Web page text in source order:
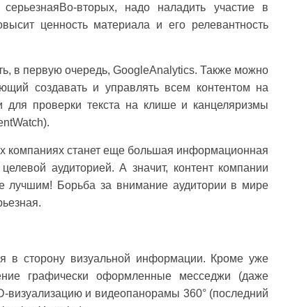
вторых, надо наладить участие в
ценность материала и его релевантность
в первую очередь, GoogleAnalytics. Также можно
создавать и управлять всем контентом на
проверки текста на клише и канцеляризмы
компаниях станет еще большая информационная
аудиторией. А значит, контент компании
Борьба за внимание аудитории в мире
в сторону визуальной информации. Кроме уже
графически оформленные месседжи (даже
и видеопанорамы 360° (последний